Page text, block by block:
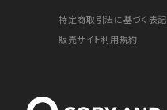
特定商取引法に基づく表記
販売サイト利用規約